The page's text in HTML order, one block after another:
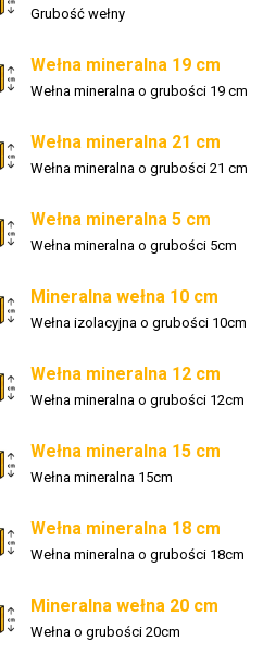
Grubość wełny
Wełna mineralna 19 cm
Wełna mineralna o grubości 19 cm
Wełna mineralna 21 cm
Wełna mineralna o grubości 21 cm
Wełna mineralna 5 cm
Wełna mineralna o grubości 5cm
Mineralna wełna 10 cm
Wełna izolacyjna o grubości 10cm
Wełna mineralna 12 cm
Wełna mineralna o grubości 12cm
Wełna mineralna 15 cm
Wełna mineralna 15cm
Wełna mineralna 18 cm
Wełna mineralna o grubości 18cm
Mineralna wełna 20 cm
Wełna o grubości 20cm